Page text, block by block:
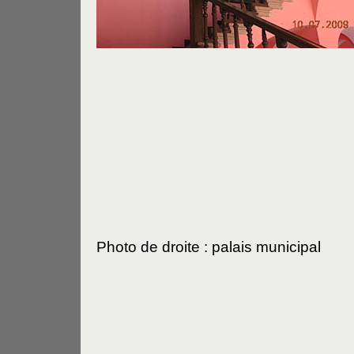
Photo de droite : palais municipal